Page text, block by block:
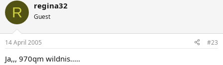
R regina32
Guest
14 April 2005 #23
Ja,,, 970qm wildnis.....